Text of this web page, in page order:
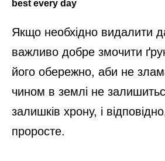
Якщо необхідно видалити
важливо добре змочити
його обережно, аби не
чином в землі не
залишків хрону, і
проросте.